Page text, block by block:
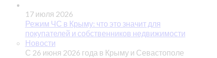
17 июля 2026
Режим ЧС в Крыму: что это значит для
покупателей и собственников недвижимости
Новости
С 26 июня 2026 года в Крыму и Севастополе